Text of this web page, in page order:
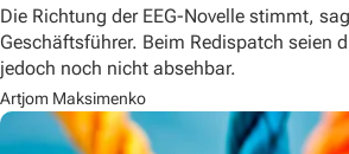
Die Richtung der EEG-Novelle stimmt,
Geschäftsführer. Beim Redispatch seien
jedoch noch nicht absehbar.
Artjom Maksimenko